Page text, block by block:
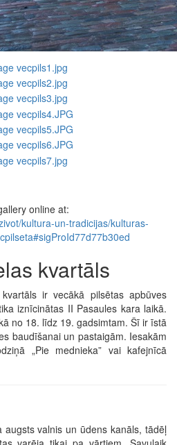
online at:
kultura-un-tradicijas/kulturas-
kvartāls
ir vecākā pilsētas apbūves
iznīcinātas II Pasaules kara laikā.
no 18. līdz 19. gadsimtam. Šī ir īstā
baudīšanai un pastaigām. Iesakām
„Pie mednieka” vai kafejnīcā
valnis un ūdens kanāls, tādēļ